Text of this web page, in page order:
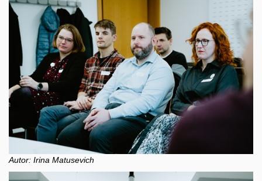
Autor: Irina Matusevich